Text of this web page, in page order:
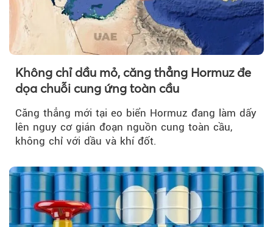
Không chỉ dầu mỏ, căng thẳng Hormuz đe
dọa chuỗi cung ứng toàn cầu
Căng thẳng mới tại eo biển Hormuz đang làm dấy
lên nguy cơ gián đoạn nguồn cung toàn cầu,
không chỉ với dầu và khí đốt.